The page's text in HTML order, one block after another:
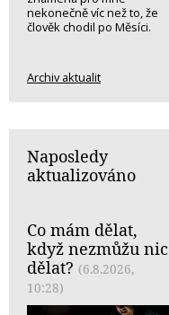
nekonečně víc než to, že
člověk chodil po Měsíci.
Archiv aktualit
Naposledy
aktualizováno
Co mám dělat,
když nezmůžu nic
dělat? (6.8.2026,
10:28)